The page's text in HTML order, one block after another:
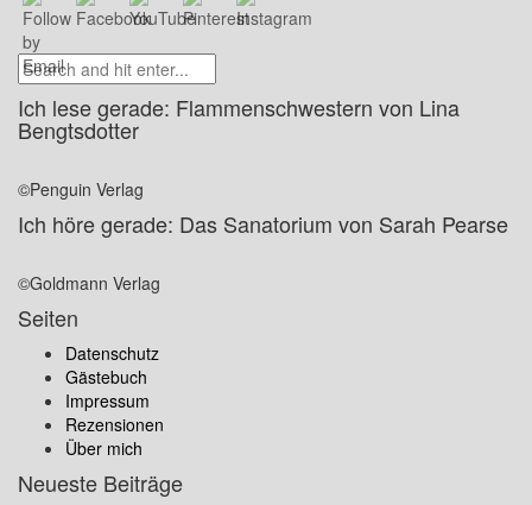
Ich lese gerade: Flammenschwestern von Lina
Bengtsdotter
©Penguin Verlag
Ich höre gerade: Das Sanatorium von Sarah Pearse
©Goldmann Verlag
Seiten
Datenschutz
Gästebuch
Impressum
Rezensionen
Über mich
Neueste Beiträge